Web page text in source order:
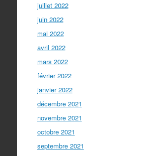
juillet 2022
juin 2022
mai 2022
avril 2022
mars 2022
février 2022
janvier 2022
décembre 2021
novembre 2021
octobre 2021
septembre 2021